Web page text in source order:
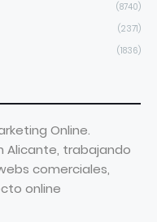
(8740)
(2371)
(1836)
Online.
Alicante, trabajando
comerciales,
online